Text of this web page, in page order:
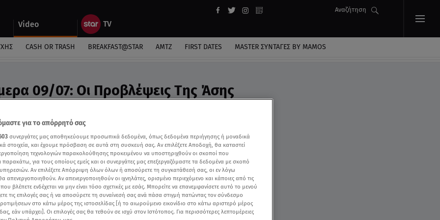
Video
Αναζήτηση
CASH OR TRASH BREAKFAST@STAR ΑΜΤΖ FIRST DATES MASTER ΣΥΝΤΑΓΈΣ BY MAMOS
09/07: Οι Προβλέψεις Tης Άσης
της Άσης Μπήλιου
για το απόρρητό σας
συνεργάτες μας αποθηκεύουμε προσωπικά δεδομένα, όπως δεδομένα περιήγησης ή μοναδικά
στοιχεία, και έχουμε πρόσβαση σε αυτά στη συσκευή σας. Αν επιλέξετε Αποδοχή, θα καταστεί
τεχνολογιών παρακολούθησης προκειμένου να υποστηριχθούν οι σκοποί που
παρακάτω, για τους οποίους εμείς και οι συνεργάτες μας επεξεργαζόμαστε τα δεδομένα με σκοπό
Αν επιλέξετε Απόρριψη όλων όλων ή αποσύρετε τη συγκατάθεσή σας, οι εν λόγω
απενεργοποιηθούν. Αν απενεργοποιηθούν οι ιχνηλάτες, ορισμένο περιεχόμενο και κάποιες από τις
βλέπετε ενδέχεται να μην είναι τόσο σχετικές με εσάς. Μπορείτε να επανεμφανίσετε αυτό το μενού
τις επιλογές σας ή να αποσύρετε τη συναίνεσή σας ανά πάσα στιγμή πατώντας τον σύνδεσμο
στο κάτω μέρος της ιστοσελίδας [ή το αιωρούμενο εικονίδιο στο κάτω αριστερό μέρος
εάν υπάρχει]. Οι επιλογές σας θα τεθούν σε ισχύ στον Ιστότοπος. Για περισσότερες λεπτομέρειες